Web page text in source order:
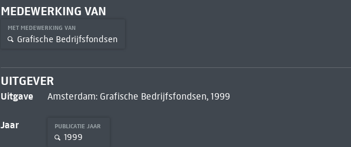
MEDEWERKING VAN
MET MEDEWERKING VAN
Grafische Bedrijfsfondsen
UITGEVER
Uitgave Amsterdam: Grafische Bedrijfsfondsen, 1999
Jaar PUBLICATIE JAAR
1999